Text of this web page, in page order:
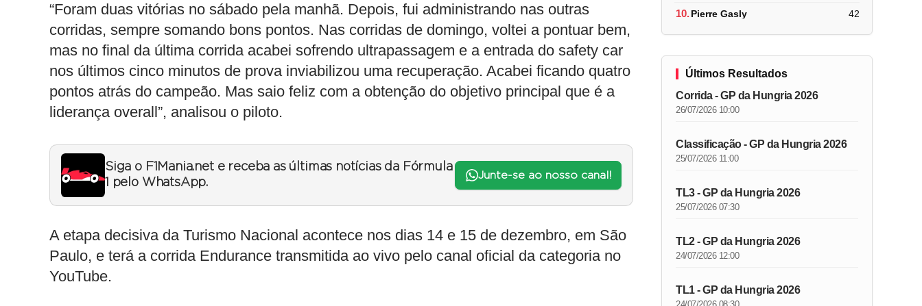
“Foram duas vitórias no sábado pela manhã. Depois, fui administrando nas outras
corridas, sempre somando bons pontos. Nas corridas de domingo, voltei a pontuar bem,
mas no final da última corrida acabei sofrendo ultrapassagem e a entrada do safety car
nos últimos cinco minutos de prova inviabilizou uma recuperação. Acabei ficando quatro
pontos atrás do campeão. Mas saio feliz com a obtenção do objetivo principal que é a
liderança overall”, analisou o piloto.
Siga o F1Mania.net e receba as últimas notícias da Fórmula
1 pelo WhatsApp.
Junte-se ao nosso canal!
A etapa decisiva da Turismo Nacional acontece nos dias 14 e 15 de dezembro, em São
Paulo, e terá a corrida Endurance transmitida ao vivo pelo canal oficial da categoria no
YouTube.
10.Pierre Gasly 42
Últimos Resultados
Corrida - GP da Hungria 2026
26/07/2026 10:00
Classificação - GP da Hungria 2026
25/07/2026 11:00
TL3 - GP da Hungria 2026
25/07/2026 07:30
TL2 - GP da Hungria 2026
24/07/2026 12:00
TL1 - GP da Hungria 2026